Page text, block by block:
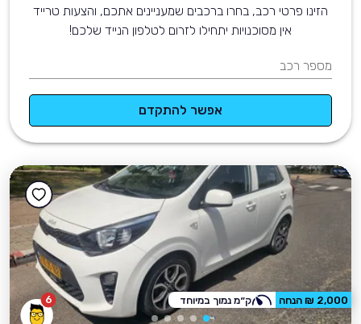
הזינו פרטי רכב, בחרו ברכבים שמעניינים אתכם, והצעות טרייד
אין מסוכנויות יתחילו לזרום לטלפון הנייד שלכם!
מספר רכב
אפשר להתקדם
6 2,000 ₪ הנחה ק״מ נמוך במיוחד